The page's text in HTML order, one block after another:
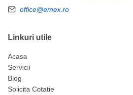
office@emex.ro
Linkuri utile
Acasa
Servicii
Blog
Solicita Cotatie